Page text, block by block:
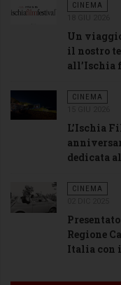
CINEMA
Un
il nostro
all’Ischia
CINEMA
L’Ischia
dedicata
CINEMA
Regione
Italia con